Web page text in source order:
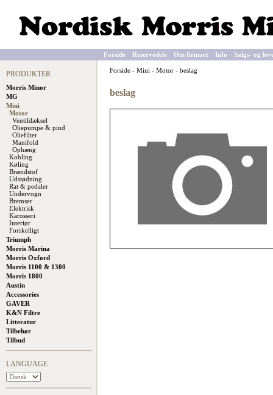
Forside Reservedele Om firmaet Info Salgs- og
PRODUKTER
Morris Minor
MG
Mini
Motor
Ventildæksel
Oliepumpe & pind
Oliefilter
Manifold
Ophæng
Kobling
Køling
Brændstof
Udstødning
Rat & pedaler
Undervogn
Bremser
Elektrisk
Karosseri
Interiør
Forskelligt
Triumph
Morris Marina
Morris Oxford
Morris 1100 & 1300
Morris 1800
Austin
Accessories
GAVER
K&N Filtre
Litteratur
Tilbehør
Tilbud
LANGUAGE
Forside - Mini - Motor - beslag
beslag